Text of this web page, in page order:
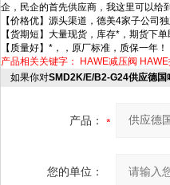
企，民企的首先供应商，我这里可以给
【价格优】源头渠道，德美4家子公司
【货期短】大量现货，库存*，期货下
【质量好】*，，原厂标准，质保一年！
产品相关关键字：
HAWE减压阀
如果你对SMD2K/E/B2-G24供应德国
产品：
您的单位：